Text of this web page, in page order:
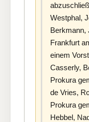
Westphal,
Berkmann,
Frankfurt
einem
Casserly,
Prokura
de Vries,
Prokura
Hebbel,